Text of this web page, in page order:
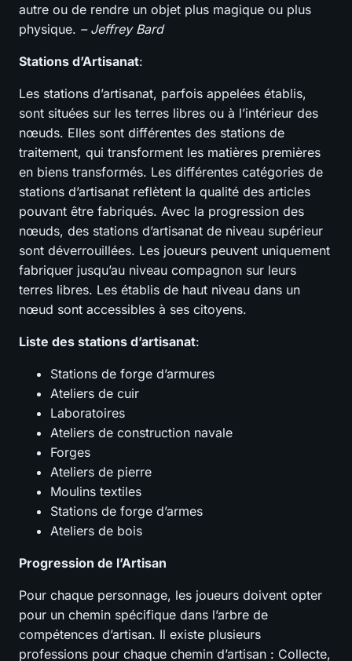
autre ou de rendre un objet plus magique ou plus
physique. – Jeffrey Bard
Stations d’Artisanat:
Les stations d’artisanat, parfois appelées établis,
sont situées sur les terres libres ou à l’intérieur des
nœuds. Elles sont différentes des stations de
traitement, qui transforment les matières premières
en biens transformés. Les différentes catégories de
stations d’artisanat reflètent la qualité des articles
pouvant être fabriqués. Avec la progression des
nœuds, des stations d’artisanat de niveau supérieur
sont déverrouillées. Les joueurs peuvent uniquement
fabriquer jusqu’au niveau compagnon sur leurs
terres libres. Les établis de haut niveau dans un
nœud sont accessibles à ses citoyens.
Liste des stations d’artisanat:
Stations de forge d’armures
Ateliers de cuir
Laboratoires
Ateliers de construction navale
Forges
Ateliers de pierre
Moulins textiles
Stations de forge d’armes
Ateliers de bois
Progression de l’Artisan
Pour chaque personnage, les joueurs doivent opter
pour un chemin spécifique dans l’arbre de
compétences d’artisan. Il existe plusieurs
professions pour chaque chemin d’artisan : Collecte,